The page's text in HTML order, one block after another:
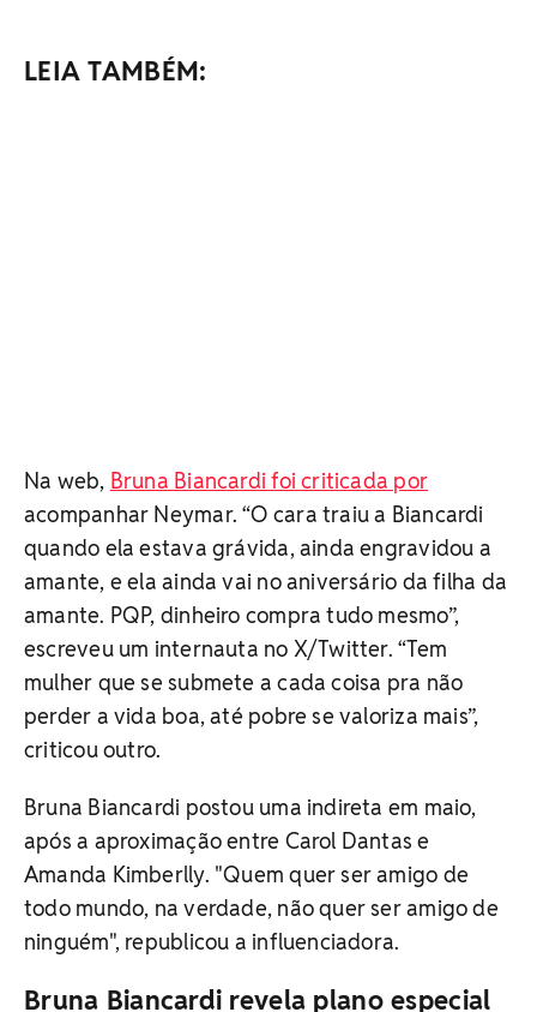
LEIA TAMBÉM:
Na web, Bruna Biancardi foi criticada por
acompanhar Neymar. “O cara traiu a Biancardi
quando ela estava grávida, ainda engravidou a
amante, e ela ainda vai no aniversário da filha da
amante. PQP, dinheiro compra tudo mesmo”,
escreveu um internauta no X/Twitter. “Tem
mulher que se submete a cada coisa pra não
perder a vida boa, até pobre se valoriza mais”,
criticou outro.
Bruna Biancardi postou uma indireta em maio,
após a aproximação entre Carol Dantas e
Amanda Kimberlly. "Quem quer ser amigo de
todo mundo, na verdade, não quer ser amigo de
ninguém", republicou a influenciadora.
Bruna Biancardi revela plano especial